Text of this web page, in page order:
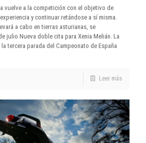
vuelve a la competición con el objetivo de
y continuar retándose a sí misma.
a cabo en tierras asturianas, se
julio Nueva doble cita para Xenia Melián. La
tercera parada del Campeonato de España
Leer más